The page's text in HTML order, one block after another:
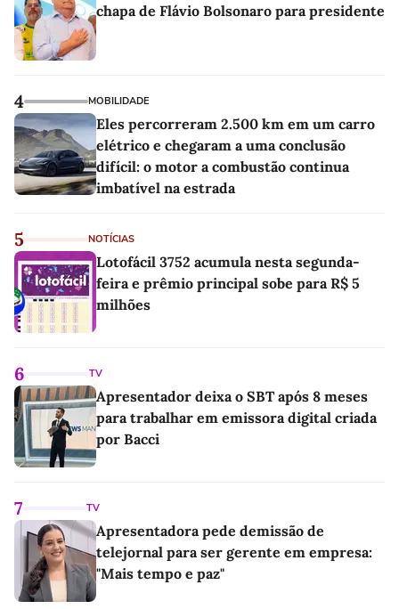
chapa de Flávio Bolsonaro para presidente
4 MOBILIDADE
Eles percorreram 2.500 km em um carro
elétrico e chegaram a uma conclusão
difícil: o motor a combustão continua
imbatível na estrada
5 NOTÍCIAS
Lotofácil 3752 acumula nesta segunda-
feira e prêmio principal sobe para R$ 5
milhões
6 TV
Apresentador deixa o SBT após 8 meses
para trabalhar em emissora digital criada
por Bacci
7 TV
Apresentadora pede demissão de
telejornal para ser gerente em empresa:
"Mais tempo e paz"